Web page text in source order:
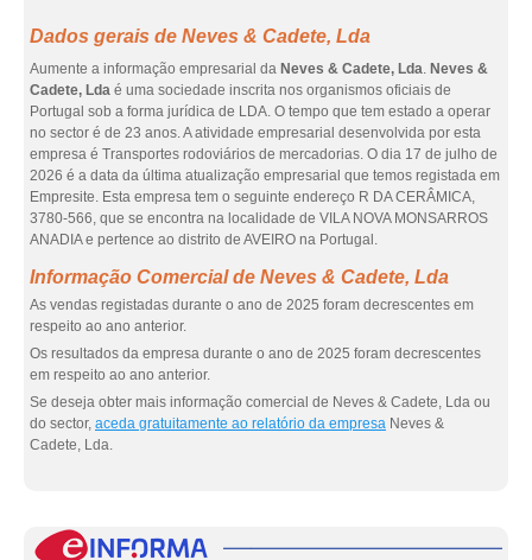
Dados gerais de Neves & Cadete, Lda
Aumente a informação empresarial da Neves & Cadete, Lda. Neves &
Cadete, Lda é uma sociedade inscrita nos organismos oficiais de
Portugal sob a forma jurídica de LDA. O tempo que tem estado a operar
no sector é de 23 anos. A atividade empresarial desenvolvida por esta
empresa é Transportes rodoviários de mercadorias. O dia 17 de julho de
2026 é a data da última atualização empresarial que temos registada em
Empresite. Esta empresa tem o seguinte endereço R DA CERÂMICA,
3780-566, que se encontra na localidade de VILA NOVA MONSARROS
ANADIA e pertence ao distrito de AVEIRO na Portugal.
Informação Comercial de Neves & Cadete, Lda
As vendas registadas durante o ano de 2025 foram decrescentes em
respeito ao ano anterior.
Os resultados da empresa durante o ano de 2025 foram decrescentes
em respeito ao ano anterior.
Se deseja obter mais informação comercial de Neves & Cadete, Lda ou
do sector, aceda gratuitamente ao relatório da empresa Neves &
Cadete, Lda.